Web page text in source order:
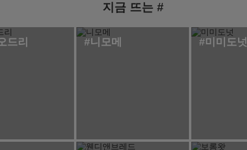
지금 뜨는 #
드리 #니모메 #미미도넛